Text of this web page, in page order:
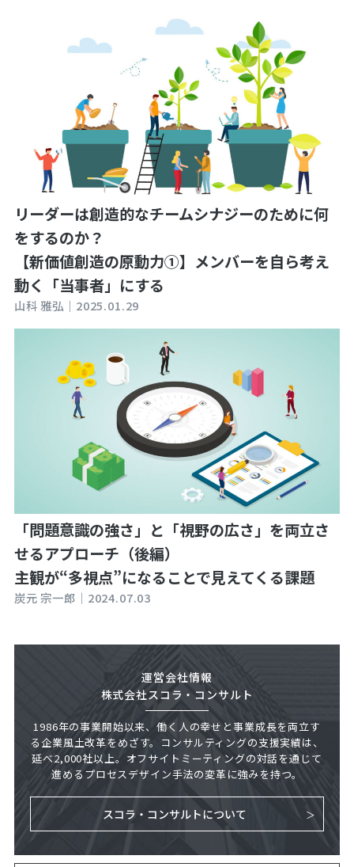
リーダーは創造的なチームシナジーのために何
をするのか？
【新価値創造の原動力①】メンバーを自ら考え
動く「当事者」にする
山科 雅弘｜ 2025.01.29
「問題意識の強さ」と「視野の広さ」を両立さ
せるアプローチ（後編）
主観が“多視点”になることで見えてくる課題
炭元 宗一郎｜ 2024.07.03
運営会社情報
株式会社スコラ・コンサルト
1986年の事業開始以来、働く人の幸せと事業成長を両立す
る企業風土改革をめざす。コンサルティングの支援実績は、
延べ2,000社以上。オフサイトミーティングの対話を通じて
進めるプロセスデザイン手法の変革に強みを持つ。
スコラ・コンサルトについて